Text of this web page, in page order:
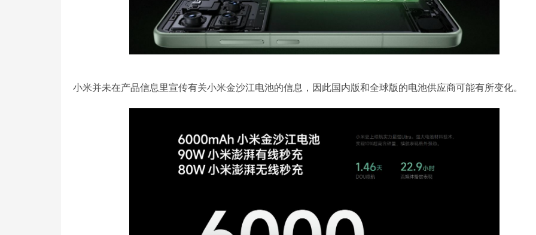
小米并未在产品信息里宣传有关小米金沙江电池的信息，因此国内版和全球版的电池供应商可能有所变化。